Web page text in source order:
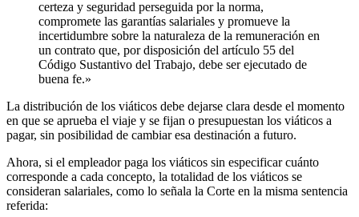
certeza y seguridad perseguida por la norma,
compromete las garantías salariales y promueve la
incertidumbre sobre la naturaleza de la remuneración en
un contrato que, por disposición del artículo 55 del
Código Sustantivo del Trabajo, debe ser ejecutado de
buena fe.»
La distribución de los viáticos debe dejarse clara desde el momento
en que se aprueba el viaje y se fijan o presupuestan los viáticos a
pagar, sin posibilidad de cambiar esa destinación a futuro.
Ahora, si el empleador paga los viáticos sin especificar cuánto
corresponde a cada concepto, la totalidad de los viáticos se
consideran salariales, como lo señala la Corte en la misma sentencia
referida: